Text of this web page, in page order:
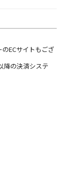
ECサイトもござ
降の決済システ